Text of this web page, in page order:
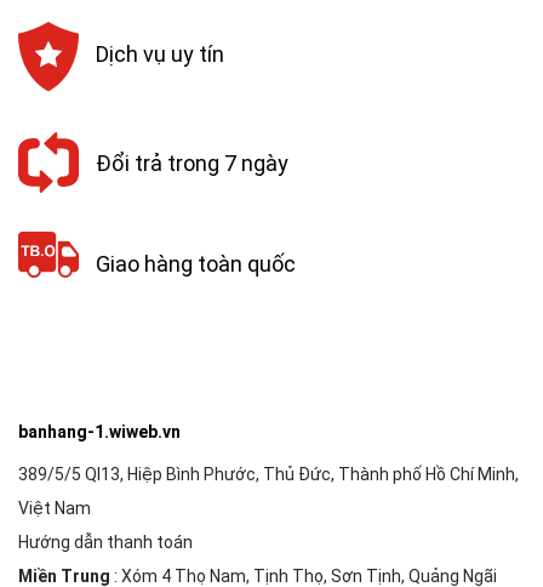
Dịch vụ uy tín
Đổi trả trong 7 ngày
Giao hàng toàn quốc
banhang-1.wiweb.vn
389/5/5 Ql13, Hiệp Bình Phước, Thủ Đức, Thành phố Hồ Chí Minh,
Việt Nam
Hướng dẫn thanh toán
Miền Trung : Xóm 4 Thọ Nam, Tịnh Thọ, Sơn Tịnh, Quảng Ngãi